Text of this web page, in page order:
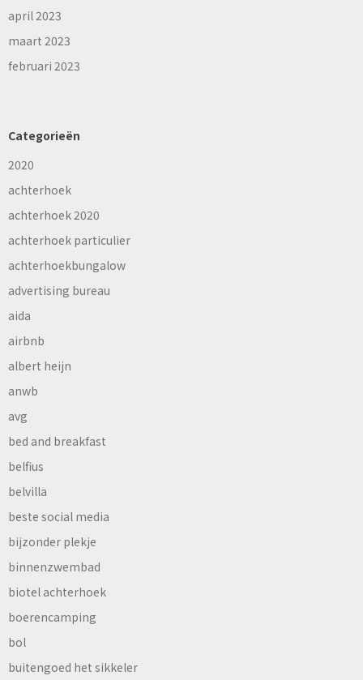
april 2023
maart 2023
februari 2023
Categorieën
2020
achterhoek
achterhoek 2020
achterhoek particulier
achterhoekbungalow
advertising bureau
aida
airbnb
albert heijn
anwb
avg
bed and breakfast
belfius
belvilla
beste social media
bijzonder plekje
binnenzwembad
biotel achterhoek
boerencamping
bol
buitengoed het sikkeler